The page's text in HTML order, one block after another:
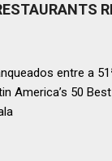
entre a
America’s 50
Prato do
No.51 a